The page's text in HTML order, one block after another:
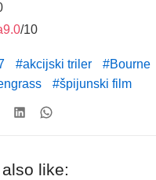
9.0/10
akcijski triler Bourne
špijunski film
like: